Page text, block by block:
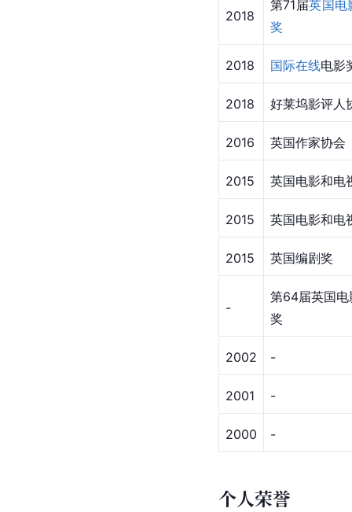
2018
第71届英国电
奖
2018 国际在线电影
2018 好莱坞影评人
2016 英国作家协会
2015 英国电影和电
2015 英国电影和电
2015 英国编剧奖
-
第64届英国
奖
2002 -
2001 -
2000 -
个人荣誉